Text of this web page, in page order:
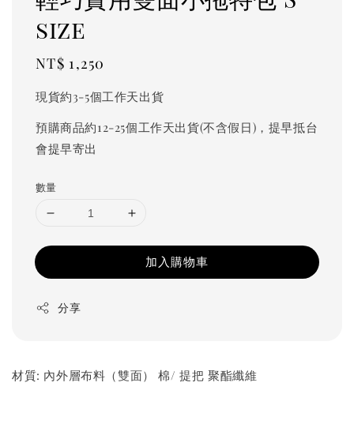
size
Regular
NT$ 1,250
現貨約3-5個工作天出貨
預購商品約12-25個工作天出貨(不含假日)，提早抵台
會提早寄出
數量
加入購物車
分享
材質: 內外層布料（雙面） 棉/ 提把 聚酯纖維